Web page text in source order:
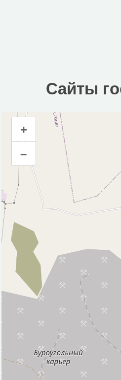
Сайты
Сайты гостиниц
Инфраструктура
Автопарковка (11)
Автостанция,
Аптека (2)
Банк (1)
Банкомат (2)
Водонапорная
Парк, сквер (9)
Рынок, базар (1)
Спортивный центр
Фастфуд (1)
Церковь (1)
Исторические
Памятник (1)
Природные объекты
Источник (1)
+
–